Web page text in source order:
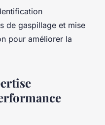
de gaspillage et mise
pour améliorer la